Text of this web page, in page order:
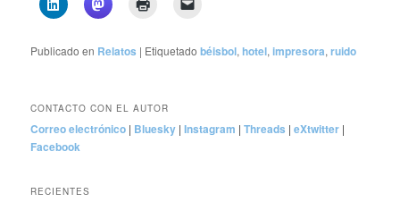
Publicado en Relatos | Etiquetado béisbol,hotel,impresora,ruido
CONTACTO CON EL AUTOR
Correo electrónico | Bluesky |Instagram |Threads |eXtwitter |
Facebook
RECIENTES